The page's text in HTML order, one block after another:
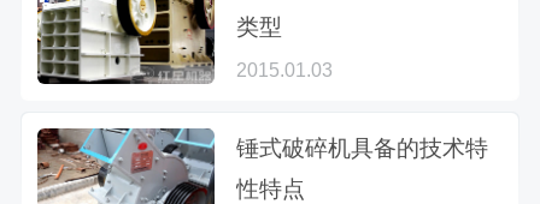
类型
2015.01.03
锤式破碎机具备的技术特
性特点